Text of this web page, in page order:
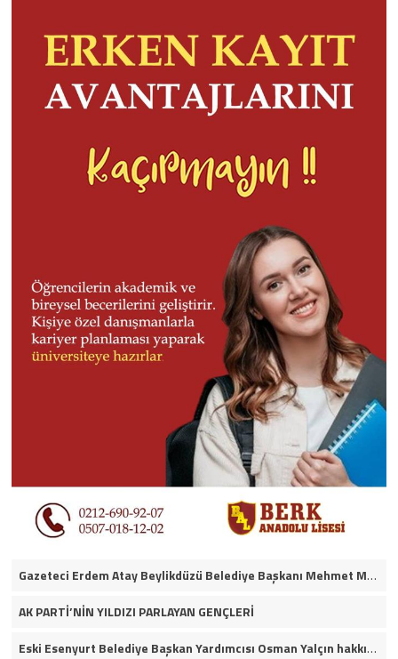
Gazeteci Erdem Atay Beylikdüzü Belediye Başkanı Mehmet Murat Çalık’ın itirafçı olacağını iddia etti.
AK PARTİ’NİN YILDIZI PARLAYAN GENÇLERİ
Eski Esenyurt Belediye Başkan Yardımcısı Osman Yalçın hakkında yakalama kararı